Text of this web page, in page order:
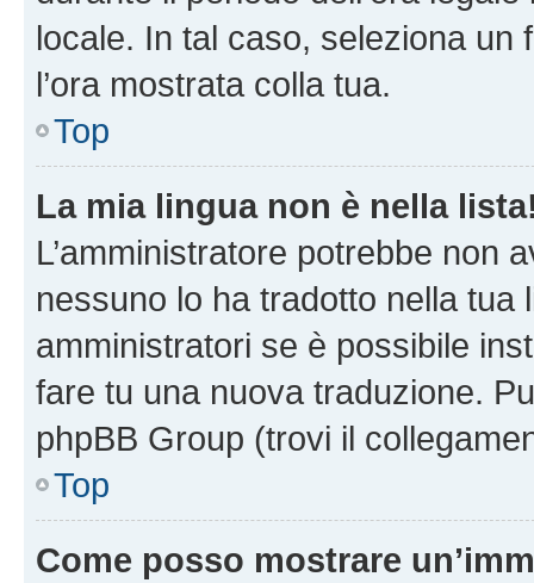
locale. In tal caso, seleziona
l’ora mostrata colla tua.
Top
La mia lingua non è nella
L’amministratore potrebbe non
nessuno lo ha tradotto nella tua
amministratori se è possibile
fare tu una nuova traduzione.
phpBB Group (trovi il
Top
Come posso mostrare